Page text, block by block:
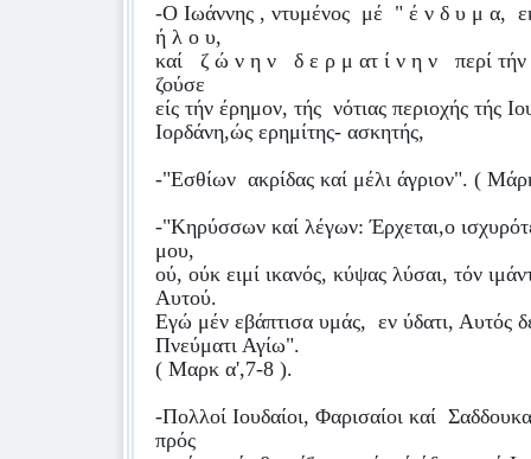
-Ο Ιωάννης , ντυμένος μέ " έ ν δ υ μ α,
ή λ ο υ,
καί
ζ ώ ν η ν δ ε ρ μ ατ ί ν η ν
περί
ζούσε
είς τήν έρημον, τής νότιας περιοχής τής
Ιορδάνη,ώς ερημίτης- ασκητής,
-"Εσθίων ακρίδας καί μέλι άγριον". (
-"Κηρύσσων καί λέγων: Έρχεται,ο
μου,
ού, ούκ ειμί ικανός, κύψας λύσαι, τόν
Αυτού.
Εγώ μέν εβάπτισα υμάς, εν ύδατι, Αυτός
Πνεύματι Αγίω".
( Μαρκ α',7-8 ).
-Πολλοί Ιουδαίοι, Φαρισαίοι καί
πρός